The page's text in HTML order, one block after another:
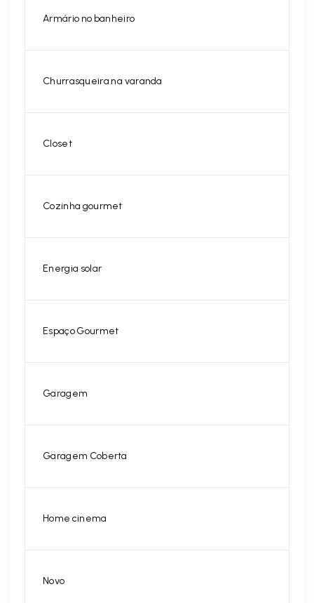
Armário no banheiro
Churrasqueira na varanda
Closet
Cozinha gourmet
Energia solar
Espaço Gourmet
Garagem
Garagem Coberta
Home cinema
Novo